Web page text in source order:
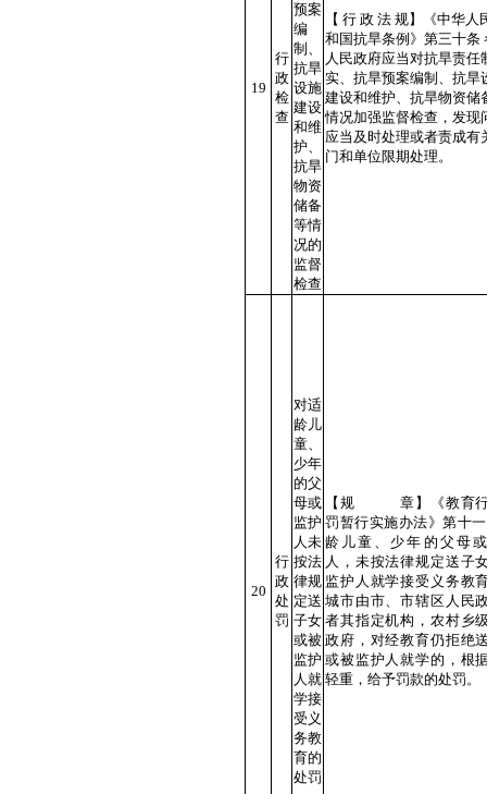
19
行
政
检
查
预案
编
制、
抗旱
设施
建设
和维
护、
抗旱
物资
储备
等情
况的
监督
检查
【 行 政 法 规】《中华人
和国抗旱条例》第三十条
人民政府应当对抗旱责任
实、抗旱预案编制、抗旱
建设和维护、抗旱物资储
情况加强监督检查，发现
应当及时处理或者责成有
门和单位限期处理。
20
行
政
处
罚
对适
龄儿
童、
少年
的父
母或
监护
人未
按法
律规
定送
子女
或被
监护
人就
学接
受义
务教
育的
处罚
【规 章】《教育行
罚暂行实施办法》第十
龄儿童、少年的父母
人，未按法律规定送子
监护人就学接受义务教
城市由市、市辖区人民
者其指定机构，农村乡
政府，对经教育仍拒绝
或被监护人就学的，根
轻重，给予罚款的处罚。